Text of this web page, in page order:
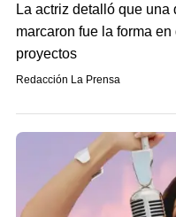
La actriz detalló que
marcaron fue la forma
proyectos
Redacción La Prensa